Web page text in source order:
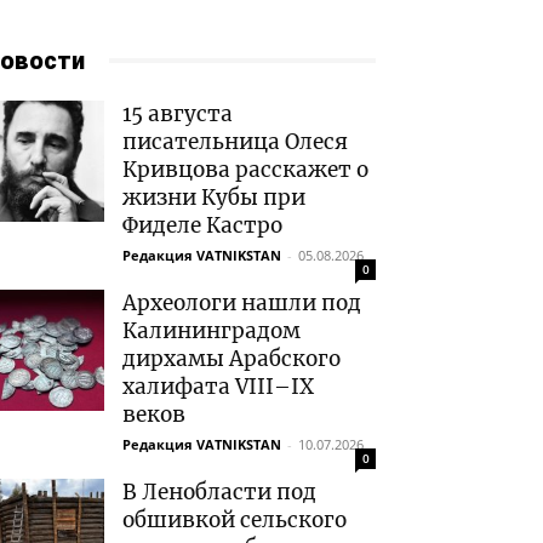
15 августа
писательница Олеся
Кривцова расскажет о
жизни Кубы при
Фиделе Кастро
Редакция VATNIKSTAN - 05.08.2026
0
Археологи нашли под
Калининградом
дирхамы Арабского
халифата VIII–IX
веков
Редакция VATNIKSTAN - 10.07.2026
0
В Ленобласти под
обшивкой сельского